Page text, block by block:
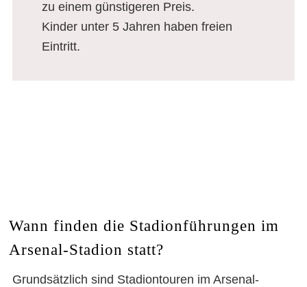
zu einem günstigeren Preis.
Kinder unter 5 Jahren haben freien
Eintritt.
Wann finden die Stadionführungen im
Arsenal-Stadion statt?
Grundsätzlich sind Stadiontouren im Arsenal-